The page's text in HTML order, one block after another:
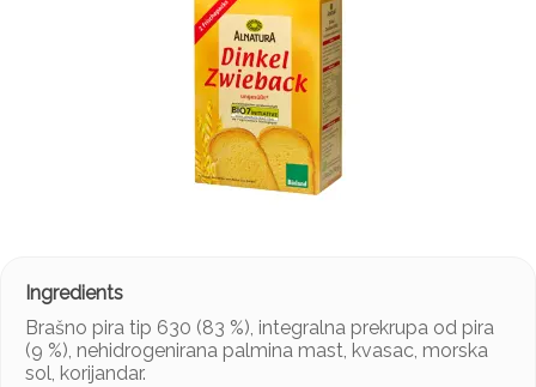
Brašno pira tip 630 (83 %), integralna prekrupa od pira
(9 %), nehidrogenirana palmina mast, kvasac, morska
sol, korijandar.